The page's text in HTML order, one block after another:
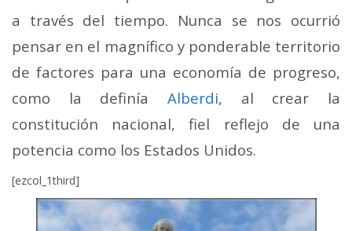
a través del tiempo. Nunca se nos ocurrió
pensar en el magnífico y ponderable territorio
de factores para una economía de progreso,
como la definía Alberdi, al crear la
constitución nacional, fiel reflejo de una
potencia como los Estados Unidos.
[ezcol_1third]